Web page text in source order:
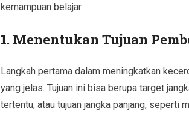
kemampuan belajar.
1. Menentukan Tujuan
Langkah pertama dalam meningkatkan
yang jelas. Tujuan ini bisa berupa target
tertentu, atau tujuan jangka panjang, seperti